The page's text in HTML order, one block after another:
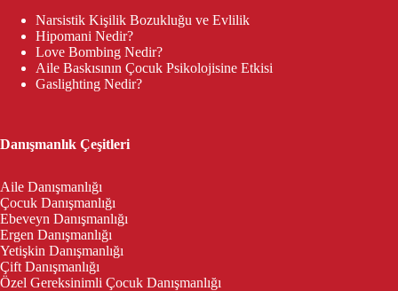
Narsistik Kişilik Bozukluğu ve Evlilik
Hipomani Nedir?
Love Bombing Nedir?
Aile Baskısının Çocuk Psikolojisine Etkisi
Gaslighting Nedir?
Danışmanlık Çeşitleri
Aile Danışmanlığı
Çocuk Danışmanlığı
Ebeveyn Danışmanlığı
Ergen Danışmanlığı
Yetişkin Danışmanlığı
Çift Danışmanlığı
Özel Gereksinimli Çocuk Danışmanlığı